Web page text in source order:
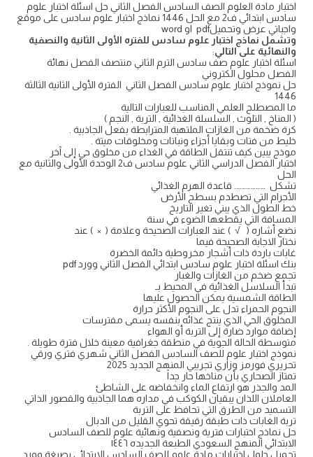
اختبار مادة العلوم الصف السادس الفصل الثاني حل اسئلة اختبار علوم
سادس ابتدائي ف2 مع الحل 1446 نماذج اختبار علوم سادس على موقع
واجباتي عرض وتحميلpdf او word
وتشمل نماذج اختبار علوم سادس للفتره الأولى الثانية والنصفية
والنهائية على التالي:
اسئلة اختبار علوم صف سادس الترم الثاني منتصف الفصل نهائة
الفصل محلول الكتروني
حل نموذج اختبار علوم سادس الفصل الثاني الفترة الأولى الثانية الثالثة
1446
ما المصطلح العلمي المناسب للعبارات التالية
( المناخ , التلوث , السلسلة الغذائية , التربة , النجم )
كرة ضخمة من الغازات الملتهبة المترابطة بفعل الجاذبية .
خليط من فتات وبقايا أجزاء ونباتات ومخلوقات ميتة .
موذج يبين كيف تنتقل الطاقة في الغذاء من مخلوق حي إلى آخر
اختبار الفصل الدراسي الثاني علوم سادس ف2 الوحدة الأولى والثانية مع
الحل
تشكل ………………. قاعدة الهرم الغذائي
الأجرام التي تصطدم بسطح الأرض
خط الطول الذي يبني تغير التاريخ
المسافة التي يقطعها الضوء في سنة
نضع أشاره ( √ ) عند العبارات الصحيحة وعلامة ( × ) عند
نختار الاجابة الصحيحة فيما
غابات باردة ذات أشجار مخروطية دائمة الخضرة
بنك اسئلة اختبار علوم سادس ابتدائي الفصل الثاني وورد pdf
تجمع ضخم من الغازات والغبار
تبدأ السلاسل الغذائية في المحيط بـ
الطاقة الشمسية يمكن الحصول عليها
النجوم الحمراء تدل على النجوم الأكثر حرارة
المخلوق الحي الذي ينتج غذائه بنفسه يسمى مفترسات
إضافة موارد ضارة إلى التربة أو الهواء
متوسطة الحالة الجوية في منطقة جغرافية معينة خلال فترة طويلة .
نموذج اختبار علوم للصف السادس الفصل الثاني شهري فتري ورقي
تحريري فورمز وزاري تجريبي المنهج الجديد 2025
تمتاز الصحاري بأن مناخها حار جداً
المد والجذر هو ارتفاع الماء وانخفاضه على الشاطئ
العاملان اللذان يبقيان الكوكب في مداره هما الجاذبية والقصور الذاتي
التسميد من الطرق التي تحافظ على التربة
تربة الغابات ذات طبقة رقيقة تحوي القليل من الدبال
حل نماذج اختبارات فترية ونصفية ونهائية علوم للصف السادس
الابتدائي المنهج السعودي الطبعة الجديده ١٤٤٦
تحميل حلول اختبارات مادة علوم للصف السادس الابتدائي بصيغة وورد